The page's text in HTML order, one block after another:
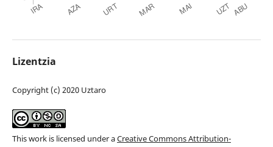
Lizentzia
Copyright (c) 2020 Uztaro
This work is licensed under aCreative Commons Attribution-